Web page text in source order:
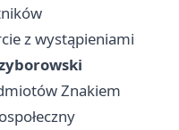
z wystąpieniami
Znakiem